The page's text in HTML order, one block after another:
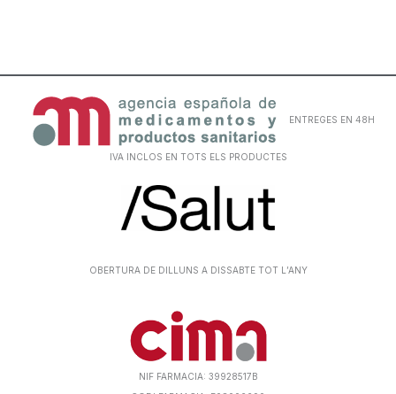
ENTREGES EN 48H
IVA INCLOS EN TOTS ELS PRODUCTES
OBERTURA DE DILLUNS A DISSABTE TOT L’ANY
NIF FARMACIA: 39928517B